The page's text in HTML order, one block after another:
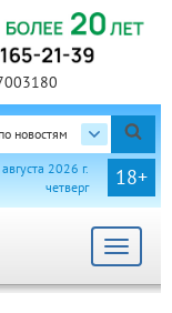
по новостям
18+
2026 г.
четверг
Toggle